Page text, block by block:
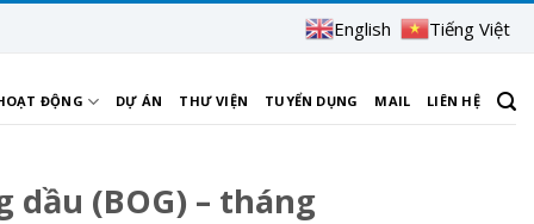
English Tiếng Việt
ĐỘNG DỰ ÁN THƯ VIỆN TUYỂN DỤNG MAIL LIÊN HỆ
dầu (BOG) – tháng